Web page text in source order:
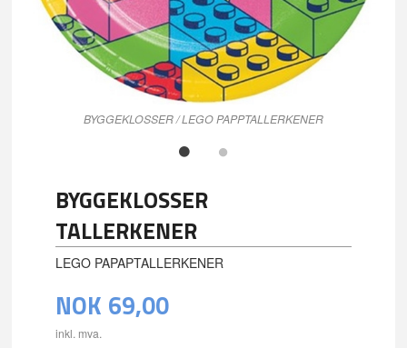
BYGGEKLOSSER / LEGO PAPPTALLERKENER
BYGGEKLOSSER
TALLERKENER
LEGO PAPAPTALLERKENER
NOK 69,00
inkl. mva.